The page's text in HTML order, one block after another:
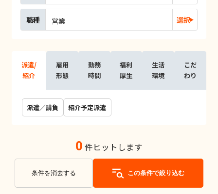
職種 営業 選択
派遣/
紹介
雇用
形態
勤務
時間
福利
厚生
生活
環境
こだ
わり
派遣／請負 紹介予定派遣
0 件ヒットします
条件を消去する この条件で絞り込む